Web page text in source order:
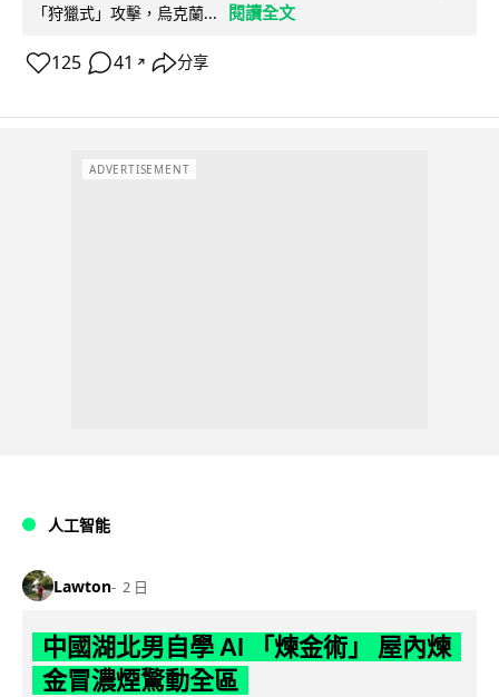
「狩獵式」攻擊，烏克蘭...
閱讀全文
125 41 ↗ 分享
ADVERTISEMENT
人工智能
Lawton 2 日
中國湖北男自學 AI 「煉金術」 屋內煉
金冒濃煙驚動全區